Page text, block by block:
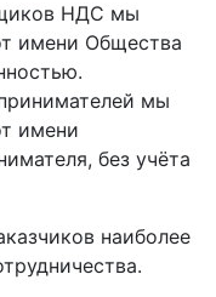
НДС мы
имени Общества
мы
имени
без учёта
наиболее